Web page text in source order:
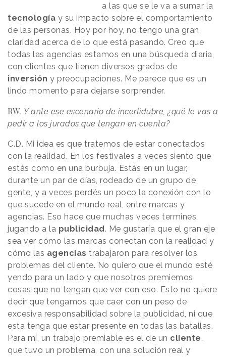
a las que se le va a sumar la
tecnología y su impacto sobre el comportamiento
de las personas. Hoy por hoy, no tengo una gran
claridad acerca de lo que está pasando. Creo que
todas las agencias estamos en una búsqueda diaria,
con clientes que tienen diversos grados de
inversión y preocupaciones. Me parece que es un
lindo momento para dejarse sorprender.
RW. Y ante ese escenario de incertidubre, ¿qué le vas a
pedir a los jurados que tengan en cuenta?
C.D. Mi idea es que tratemos de estar conectados
con la realidad. En los festivales a veces siento que
estás como en una burbuja. Estás en un lugar,
durante un par de días, rodeado de un grupo de
gente, y a veces perdés un poco la conexión con lo
que sucede en el mundo real, entre marcas y
agencias. Eso hace que muchas veces termines
jugando a la publicidad . Me gustaría que el gran eje
sea ver cómo las marcas conectan con la realidad y
cómo las agencias trabajaron para resolver los
problemas del cliente. No quiero que el mundo esté
yendo para un lado y que nosotros premiemos
cosas que no tengan que ver con eso. Esto no quiere
decir que tengamos que caer con un peso de
excesiva responsabilidad sobre la publicidad, ni que
esta tenga que estar presente en todas las batallas.
Para mí, un trabajo premiable es el de un cliente,
que tuvo un problema, con una solución real y